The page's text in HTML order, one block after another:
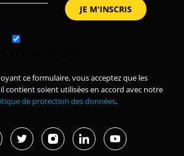
ce formulaire, vous acceptez que les
contient soient utilisées en accord avec notre
de protection des données.